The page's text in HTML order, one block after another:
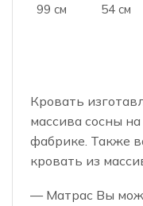
99 см 54 см
Кровать
массива сосны
фабрике. Также
кровать из
— Матрас Вы